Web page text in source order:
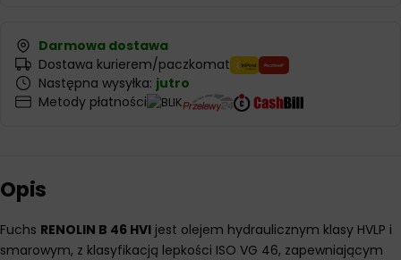
Darmowa dostawa
Dostawa kurierem/paczkomat
Następna wysyłka: jutro
Metody płatności
Opis
Fuchs RENOLIN B 46 HVI jest olejem hydraulicznym klasy HVLP i
smarowym, z klasyfikacją lepkości ISO VG 46, zapewniającym